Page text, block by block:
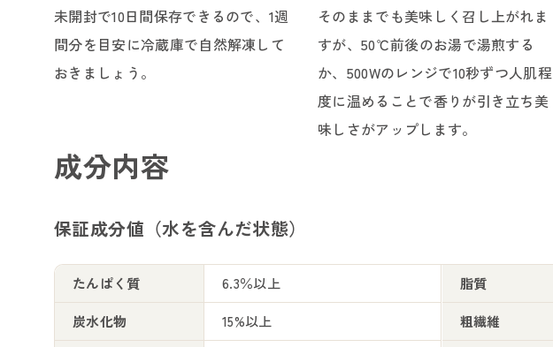
未開封で10日間保存できるので、1週
間分を目安に冷蔵庫で自然解凍して
おきましょう。
そのままでも美味しく召し上がれま
すが、50℃前後のお湯で湯煎する
か、500Wのレンジで10秒ずつ人肌程
度に温めることで香りが引き立ち美
味しさがアップします。
成分内容
保証成分値（水を含んだ状態）
たんぱく質 6.3％以上 脂質
炭水化物 15%以上 粗繊維